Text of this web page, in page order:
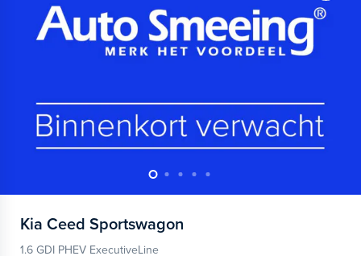
Kia Ceed Sportswagon
1.6 GDI PHEV ExecutiveLine